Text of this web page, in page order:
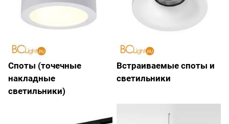
Споты (точечные
накладные
светильники)
Встраиваемые споты и
светильники